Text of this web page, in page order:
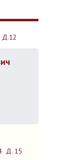
Д.12
Д. 15